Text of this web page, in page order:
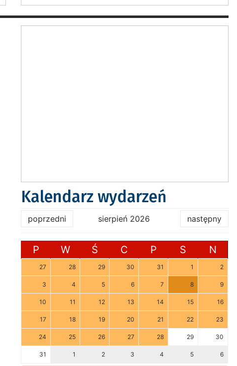
Kalendarz wydarzeń
poprzedni sierpień 2026 następny
P W Ś C P S N
27 28 29 30 31 1 2
3 4 5 6 7 8 9
10 11 12 13 14 15 16
17 18 19 20 21 22 23
24 25 26 27 28 29 30
31 1 2 3 4 5 6